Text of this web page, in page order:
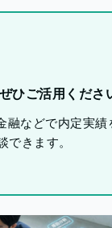
ひご活用くださ
などで内定実
きます。